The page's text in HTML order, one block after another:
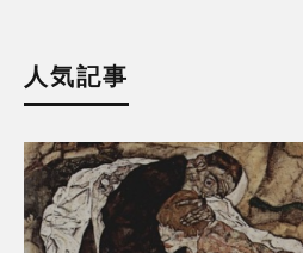
人気記事